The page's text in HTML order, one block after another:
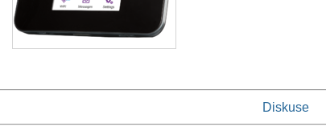
Diskuse